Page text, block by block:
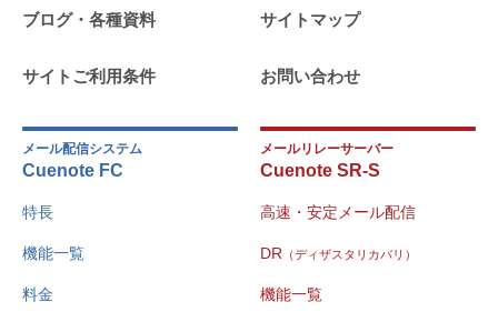
ブログ・各種資料 サイトマップ
サイトご利用条件 お問い合わせ
メール配信システム
Cuenote FC
特長
機能一覧
料金
メールリレーサーバー
Cuenote SR-S
高速・安定メール配信
DR （ディザスタリカバリ）
機能一覧